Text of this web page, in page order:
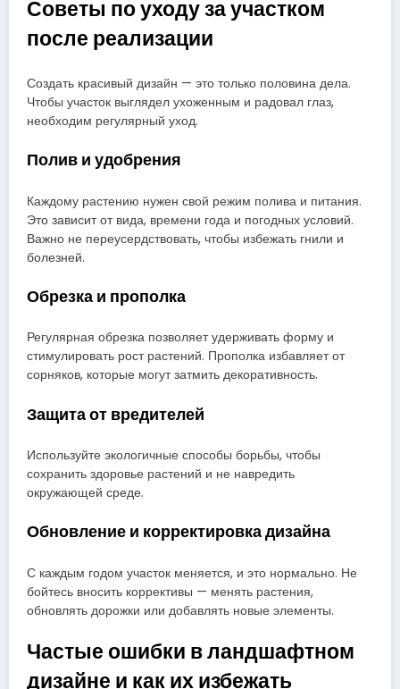
Советы по уходу за участком
после реализации
Создать красивый дизайн — это только половина дела.
Чтобы участок выглядел ухоженным и радовал глаз,
необходим регулярный уход.
Полив и удобрения
Каждому растению нужен свой режим полива и питания.
Это зависит от вида, времени года и погодных условий.
Важно не переусердствовать, чтобы избежать гнили и
болезней.
Обрезка и прополка
Регулярная обрезка позволяет удерживать форму и
стимулировать рост растений. Прополка избавляет от
сорняков, которые могут затмить декоративность.
Защита от вредителей
Используйте экологичные способы борьбы, чтобы
сохранить здоровье растений и не навредить
окружающей среде.
Обновление и корректировка дизайна
С каждым годом участок меняется, и это нормально. Не
бойтесь вносить коррективы — менять растения,
обновлять дорожки или добавлять новые элементы.
Частые ошибки в ландшафтном
дизайне и как их избежать